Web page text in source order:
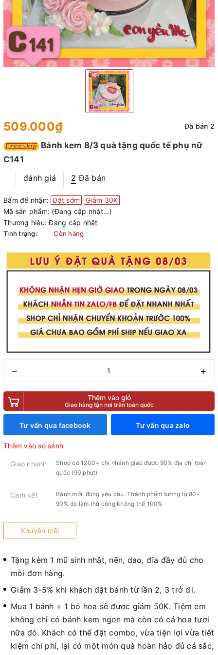
509.000₫ Đã bán 2
Bánh kem 8/3 quà tặng quốc tế phụ nữ
C141
đánh giá
2 Đã bán
Bấm để nhận: Đặt sớm
Giảm 30K
Mã sản phẩm: (Đang cập nhật...)
Thương hiệu: Đang cập nhật
Tình trạng: Còn hàng
– +
Thêm vào giỏ
Giao hàng tận nơi trên toàn quốc
Tư vấn qua facebook Tư vấn qua zalo
Thêm vào so sánh
Giao nhanh
Shop có 1200+ chi nhánh giao được 90% địa chỉ toàn
quốc (90 phút)
Cam kết
Bánh mới, đúng yêu cầu. Thành phẩm tương tự 80-
90% do làm thủ công không thể 100%
Khuyến mãi
Tặng kèm 1 mũ sinh nhật, nến, dao, đĩa đầy đủ cho
mỗi đơn hàng.
Giảm 3-5% khi khách đặt bánh từ lần 2, 3 trở đi.
Mua 1 bánh + 1 bó hoa sẽ được giảm 50K. Tiệm em
không chỉ có bánh kem ngon mà còn có cả hoa tươi
nữa đó. Khách có thể đặt combo, vừa tiện lợi vừa tiết
kiệm chi phí, lại có một món quà hoàn hảo đủ cả sắc,